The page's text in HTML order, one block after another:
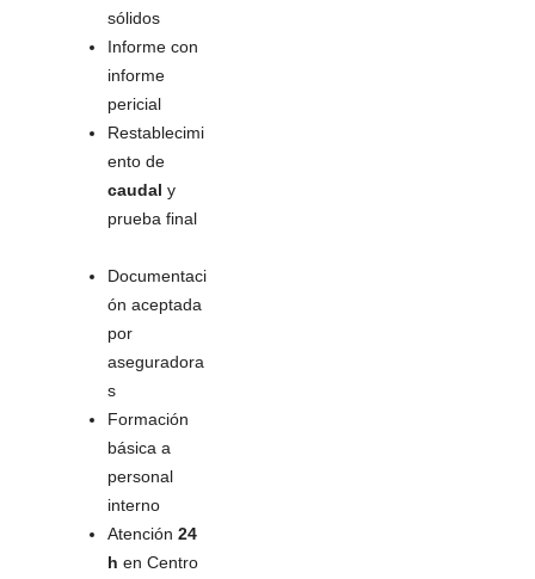
sólidos
Informe con
informe
pericial
Restablecimi
ento de
caudal y
prueba final
Documentaci
ón aceptada
por
aseguradora
s
Formación
básica a
personal
interno
Atención 24
h en Centro